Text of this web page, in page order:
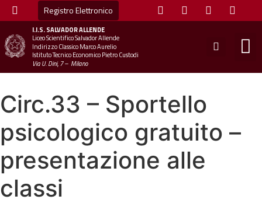
Registro Elettronico
I.I.S.SALVADOR ALLENDE
Liceo Scientifico Salvador Allende
Indirizzo Classico Marco Aurelio
Istituto Tecnico Economico Pietro Custodi
Via U. Dini, 7 – Milano
Circ.33 – Sportello
psicologico gratuito –
presentazione alle
classi